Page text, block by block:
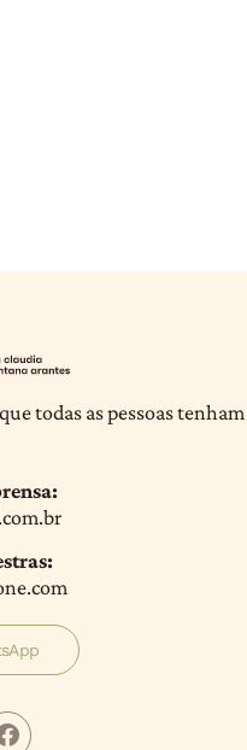
todas as pessoas